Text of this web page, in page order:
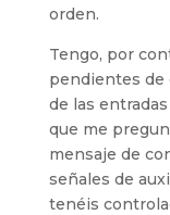
orden.
Tengo, por
pendientes de
de las
que me
mensaje de
señales de
tenéis